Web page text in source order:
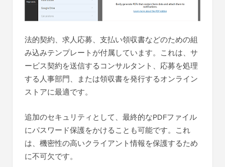
法的契約、求人応募、支払い領収書などのための組
み込みテンプレートが付属しています。これは、サ
ービス契約を送信するコンサルタント、応募を処理
する人事部門、または領収書を発行するオンライン
ストアに最適です。
追加のセキュリティとして、最終的なPDFファイル
にパスワード保護をかけることも可能です。これ
は、機密性の高いクライアント情報を保護するため
に不可欠です。